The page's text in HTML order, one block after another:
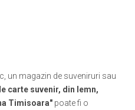
un magazin de suveniruri sau
carte suvenir, din lemn,
Timisoara" poate fi o